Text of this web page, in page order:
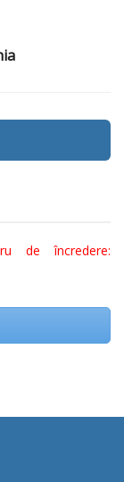
de încredere: